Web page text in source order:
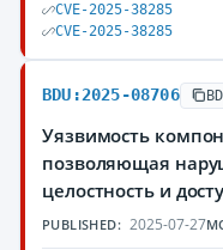
CVE-2025-38285
CVE-2025-38285
BDU:2025-08706
Уязвимость
позволяющая
целостность и
PUBLISHED: 2025-07-27